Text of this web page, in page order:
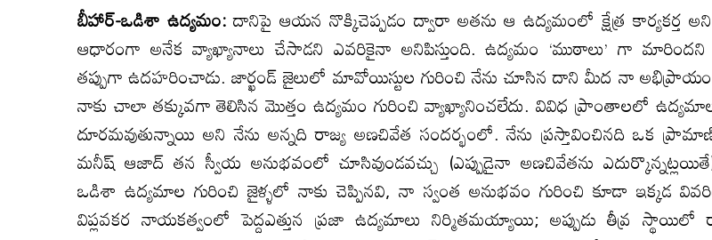
బీహార్-ఒడిశా ఉద్యమం:దానిపై ఆయన నొక్కిచెప్పడం ద్వారా అతను ఆ ఉద్యమంలో క్షేత్ర కార్యకర్త
ఆధారంగా అనేక వ్యాఖ్యానాలు చేసాడని ఎవరికైనా అనిపిస్తుంది. ఉద్యమం ‘ముఠాలు’ గా మారిందని
తప్పుగా ఉదహరించాడు. జార్ఖండ్ జైలులో మావోయిస్టుల గురించి నేను చూసిన దాని మీద నా అభిప్రాయం
నాకు చాలా తక్కువగా తెలిసిన మొత్తం ఉద్యమం గురించి వ్యాఖ్యానించలేదు. వివిధ ప్రాంతాలలో
దూరమవుతున్నాయి అని నేను అన్నది రాజ్య అణచివేత సందర్భంలో. నేను ప్రస్తావించినది ఒక
మనీష్ ఆజాద్ తన స్వీయ అనుభవంలో చూసివుండవచ్చు (ఎప్పుడైనా అణచివేతను
ఒడిశా ఉద్యమాల గురించి జైళ్ళలో నాకు చెప్పినవి, నా స్వంత అనుభవం గురించి కూడా ఇక్కడ
విప్లవకర నాయకత్వంలో పెద్దఎత్తున ప్రజా ఉద్యమాలు నిర్మితమయ్యాయి; అప్పుడు తీవ్ర స్థాయిలో